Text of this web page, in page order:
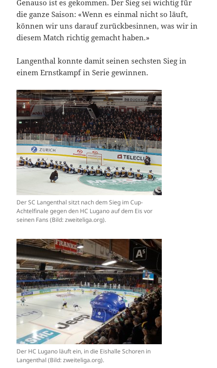
Genauso ist es gekommen. Der Sieg sei wichtig für
die ganze Saison: «Wenn es einmal nicht so läuft,
können wir uns darauf zurückbesinnen, was wir in
diesem Match richtig gemacht haben.»
Langenthal konnte damit seinen sechsten Sieg in
einem Ernstkampf in Serie gewinnen.
Der SC Langenthal sitzt nach dem Sieg im Cup-
Achtelfinale gegen den HC Lugano auf dem Eis vor
seinen Fans (Bild: zweiteliga.org).
Der HC Lugano läuft ein, in die Eishalle Schoren in
Langenthal (Bild: zweiteliga.org).